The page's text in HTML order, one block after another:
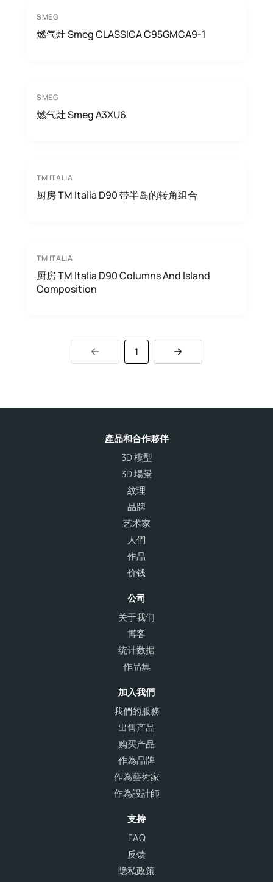
SMEG
燃气灶 Smeg CLASSICA C95GMCA9-1
SMEG
燃气灶 Smeg A3XU6
TM ITALIA
厨房 TM Italia D90 带半岛的转角组合
TM ITALIA
厨房 TM Italia D90 Columns And Island
Composition
1
產品和合作夥伴
3D 模型
3D 場景
紋理
品牌
艺术家
人們
作品
价钱
公司
关于我们
博客
统计数据
作品集
加入我們
我們的服務
出售产品
购买产品
作為品牌
作為藝術家
作為設計師
支持
FAQ
反馈
隐私政策